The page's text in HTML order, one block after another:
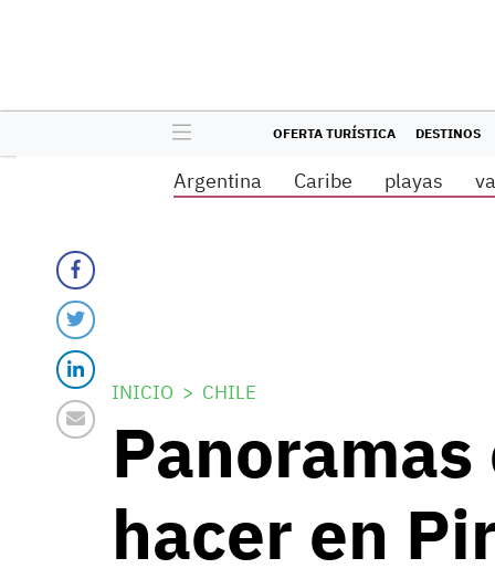
OFERTA TURÍSTICA DESTINOS
Argentina Caribe playas
INICIO CHILE
hacer en